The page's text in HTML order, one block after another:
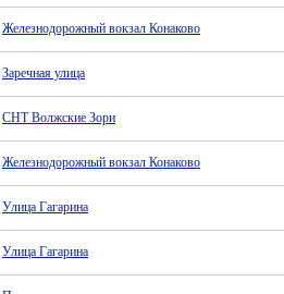
Железнодорожный вокзал Конаково
Заречная улица
СНТ Волжские Зори
Железнодорожный вокзал Конаково
Улица Гагарина
Улица Гагарина